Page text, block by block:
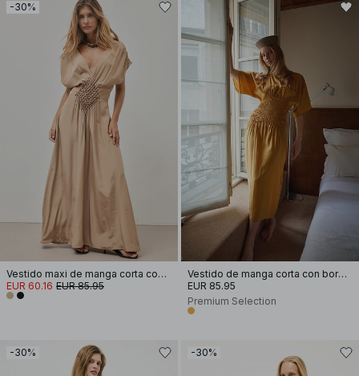
-30%
Vestido maxi de manga corta con cintura smocked
EUR 60.16 EUR 85.95
Vestido de manga corta con bordado de smocks
EUR 85.95
Premium Selection
-30% -30%